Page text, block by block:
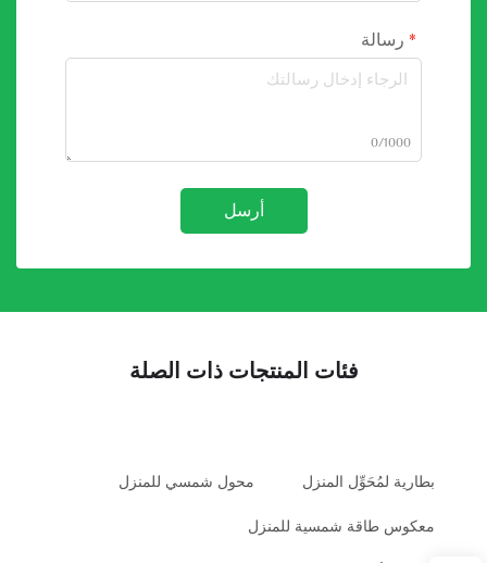
رسالة
0/1000
أرسل
فئات المنتجات ذات الصلة
بطارية لمُحَوِّل المنزل محول شمسي للمنزل
معكوس طاقة شمسية للمنزل